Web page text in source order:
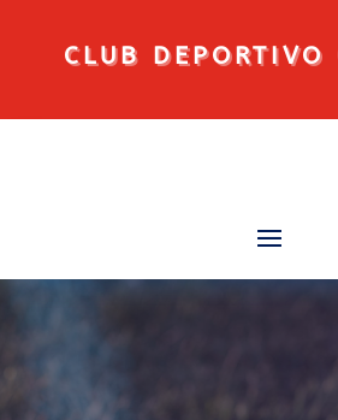
CLUB DEPORTIVO